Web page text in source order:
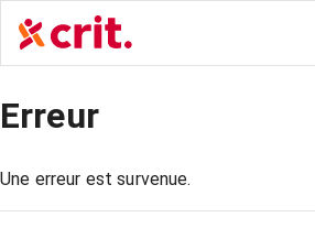
Erreur
Une erreur est survenue.